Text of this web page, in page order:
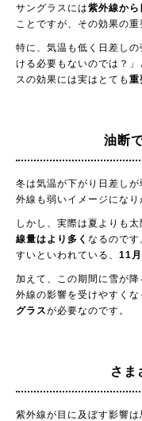
サングラスには紫外線から
ことですが、その効果の重
特に、気温も低く日差し
ける必要もないのでは？
スの効果には実はとても 重
油断
冬は気温が下がり日差し
外線も弱いイメージになり
しかし、実際は夏よりも
線量はより多く なるのです
すいといわれている、 11
加えて、この期間に雪が
外線の影響を受けやすくな
グラスが必要なのです。
さま
紫外線が目に及ぼす影響